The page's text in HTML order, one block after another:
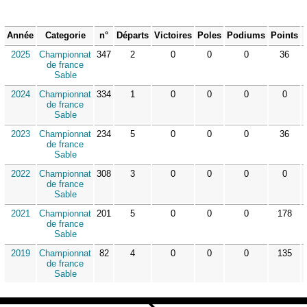
Année Categorie n° Départs Victoires Poles Podiums Points
2025
Championnat
de france
Sable
347 2 0 0 0 36
2024
Championnat
de france
Sable
334 1 0 0 0 0
2023
Championnat
de france
Sable
234 5 0 0 0 36
2022
Championnat
de france
Sable
308 3 0 0 0 0
2021
Championnat
de france
Sable
201 5 0 0 0 178
2019
Championnat
de france
Sable
82 4 0 0 0 135